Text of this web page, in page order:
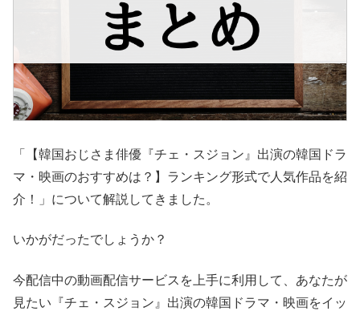
「【韓国おじさま俳優『チェ・スジョン』出演の韓国ドラ
マ・映画のおすすめは？】ランキング形式で人気作品を紹
介！」について解説してきました。
いかがだったでしょうか？
今配信中の動画配信サービスを上手に利用して、あなたが
見たい『チェ・スジョン』出演の韓国ドラマ・映画をイッ